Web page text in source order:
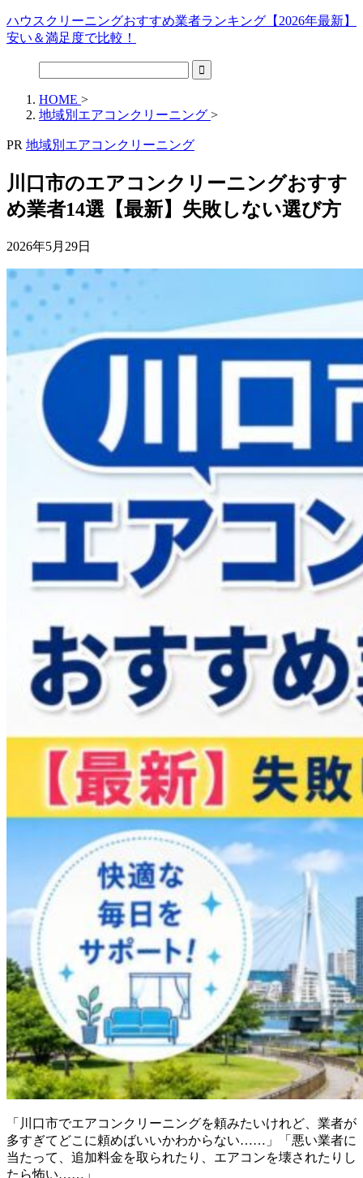
ハウスクリーニングおすすめ業者ランキング【2026年最新】
安い＆満足度で比較！
HOME >
地域別エアコンクリーニング >
PR 地域別エアコンクリーニング
川口市のエアコンクリーニングおすす
め業者14選【最新】失敗しない選び方
2026年5月29日
「川口市でエアコンクリーニングを頼みたいけれど、業者が
多すぎてどこに頼めばいいかわからない……」「悪い業者に
当たって、追加料金を取られたり、エアコンを壊されたりし
たら怖い……」